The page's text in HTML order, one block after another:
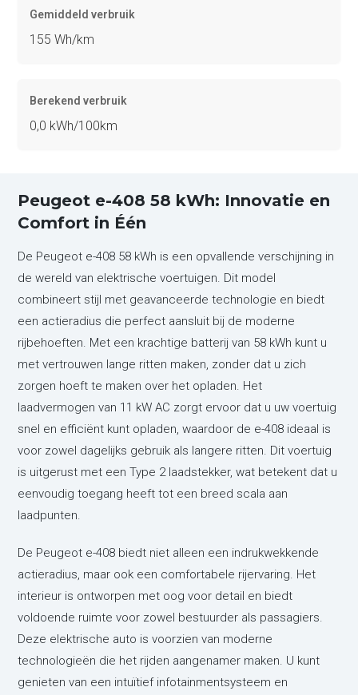
Gemiddeld verbruik
155 Wh/km
Berekend verbruik
0,0 kWh/100km
Peugeot e-408 58 kWh: Innovatie en
Comfort in Één
De Peugeot e-408 58 kWh is een opvallende verschijning in
de wereld van elektrische voertuigen. Dit model
combineert stijl met geavanceerde technologie en biedt
een actieradius die perfect aansluit bij de moderne
rijbehoeften. Met een krachtige batterij van 58 kWh kunt u
met vertrouwen lange ritten maken, zonder dat u zich
zorgen hoeft te maken over het opladen. Het
laadvermogen van 11 kW AC zorgt ervoor dat u uw voertuig
snel en efficiënt kunt opladen, waardoor de e-408 ideaal is
voor zowel dagelijks gebruik als langere ritten. Dit voertuig
is uitgerust met een Type 2 laadstekker, wat betekent dat u
eenvoudig toegang heeft tot een breed scala aan
laadpunten.
De Peugeot e-408 biedt niet alleen een indrukwekkende
actieradius, maar ook een comfortabele rijervaring. Het
interieur is ontworpen met oog voor detail en biedt
voldoende ruimte voor zowel bestuurder als passagiers.
Deze elektrische auto is voorzien van moderne
technologieën die het rijden aangenamer maken. U kunt
genieten van een intuïtief infotainmentsysteem en